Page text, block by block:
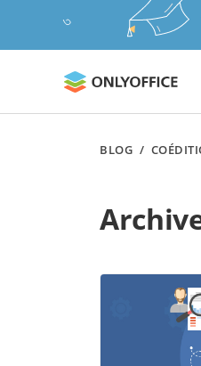
BLOG /